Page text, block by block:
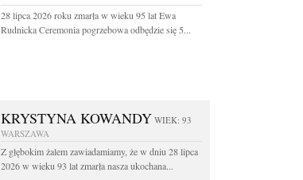
28 lipca 2026 roku zmarła w wieku 95 lat Ewa
Rudnicka Ceremonia pogrzebowa odbędzie się 5...
KRYSTYNA KOWANDY WIEK: 93
WARSZAWA
Z głębokim żalem zawiadamiamy, że w dniu 28 lipca
2026 w wieku 93 lat zmarła nasza ukochana...